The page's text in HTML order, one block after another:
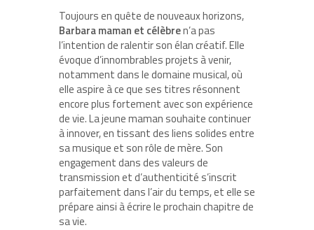
Toujours en quête de nouveaux horizons,
Barbara maman et célèbren’a pas
l’intention de ralentir son élan créatif. Elle
évoque d’innombrables projets à venir,
notamment dans le domaine musical, où
elle aspire à ce que ses titres résonnent
encore plus fortement avec son expérience
de vie. La jeune maman souhaite continuer
à innover, en tissant des liens solides entre
sa musique et son rôle de mère. Son
engagement dans des valeurs de
transmission et d’authenticité s’inscrit
parfaitement dans l’air du temps, et elle se
prépare ainsi à écrire le prochain chapitre de
sa vie.